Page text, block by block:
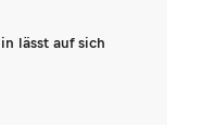
lässt auf sich